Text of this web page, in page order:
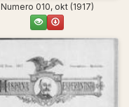
Numero 010, okt (1917)